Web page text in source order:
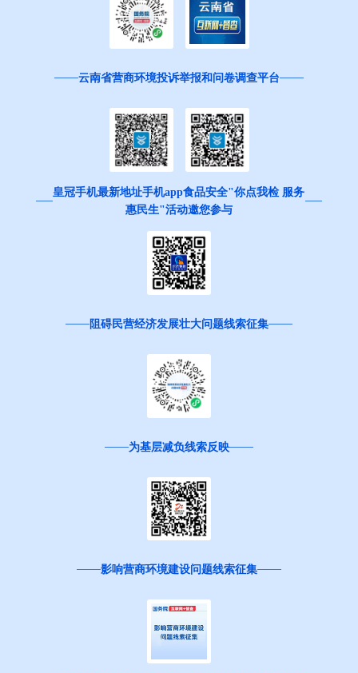
云南省营商环境投诉举报和问卷调查平台
皇冠手机最新地址手机app食品安全"你点我检 服务
惠民生"活动邀您参与
阻碍民营经济发展壮大问题线索征集
为基层减负线索反映
影响营商环境建设问题线索征集